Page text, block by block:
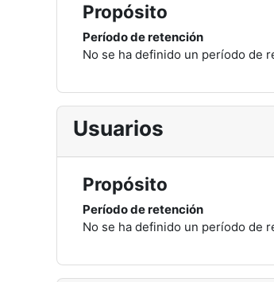
Propósito
Período de retención
No se ha definido un período de
Usuarios
Propósito
Período de retención
No se ha definido un período de